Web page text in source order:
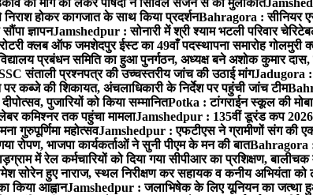
की मांग को लेकर पार्षदों ने सिविल सर्जन से की मुलाकात
होकर कागजात के साथ किया प्रदर्शनBahragora : सीनियर
ज्ञापनJamshedpur : सोनारी में श्री श्याम भटली परिवार
क्लब ऑफ जमशेदपुर ईस्ट का 49वाँ पदस्थापना समारोह गोलमुरी
प्रबंधन समिति का हुआ पुनर्गठन, अध्यक्ष बने अशोक कुमार दास,
संताली प्रश्नपत्र की उच्चस्तरीय जांच की उठाई मांगJadugora :
कब्जे की शिकायत, अंचलाधिकारी के निर्देश पर पहुंची जांच टीम
पुजारियों को किया सम्मानितPotka : टांगराईन स्कूल की
कमिश्नर तक पहुंचा मामलाJamshedpur : 135वीं डूरंड कप 2026
गुरुपूर्णिमा महोत्सवJamshedpur : एफटीएस ने ग्रामीणों संग की
रोपण, भाजपा कार्यकर्ताओं ने सुनी पीएम के मन की बातBahragora :
में रेल कर्मचारियों को दिया गया सीपीआर का प्रशिक्षण,
सोरेन हुए नाराज, स्थल निरीक्षण कर सहायक व कनीय अभियंता को
किया आह्वानJamshedpur : जलाभिषेक के लिए यूनियन का जत्था हुआ